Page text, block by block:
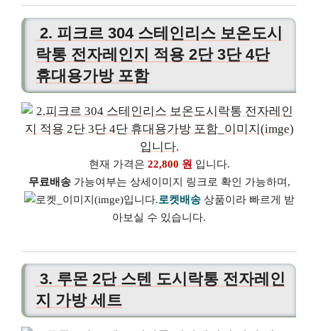
2. 피크르 304 스테인리스 보온도시
락통 전자레인지 적용 2단 3단 4단
휴대용가방 포함
현재 가격은 22,800 원 입니다.
무료배송가능여부는 상세이미지 링크로 확인 가능하며,
로켓배송상품이라 빠르게 받
아보실 수 있습니다.
3. 루몬 2단 스텐 도시락통 전자레인
지 가방 세트